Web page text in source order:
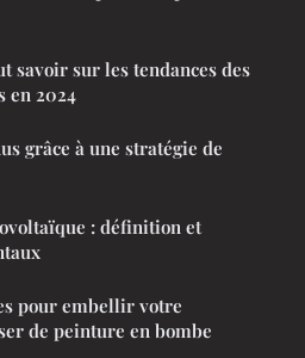
savoir sur les tendances des
en 2024
grâce à une stratégie de
: définition et
pour embellir votre
de peinture en bombe